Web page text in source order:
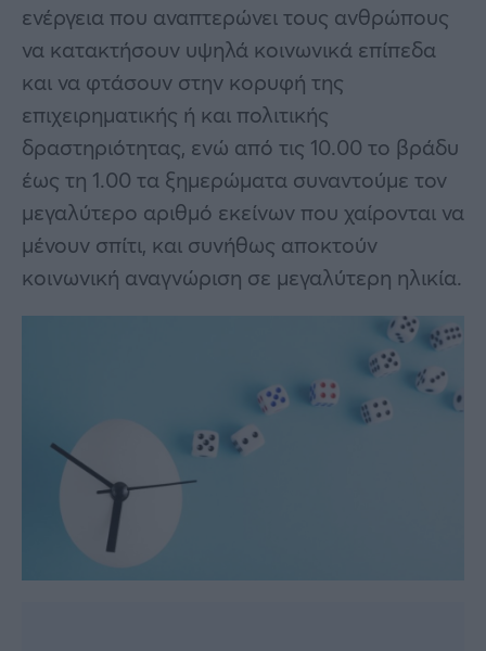
ενέργεια που αναπτερώνει τους ανθρώπους
να κατακτήσουν υψηλά κοινωνικά επίπεδα
και να φτάσουν στην κορυφή της
επιχειρηματικής ή και πολιτικής
δραστηριότητας, ενώ από τις 10.00 το βράδυ
έως τη 1.00 τα ξημερώματα συναντούμε τον
μεγαλύτερο αριθμό εκείνων που χαίρονται να
μένουν σπίτι, και συνήθως αποκτούν
κοινωνική αναγνώριση σε μεγαλύτερη ηλικία.